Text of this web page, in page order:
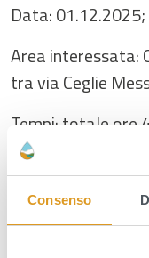
Consenso
Data: 01.12.2025;
Area interessata:
tra via Ceglie
Tempi: totale ore
01/12/2025 con
03/12/2025;
Motivo della